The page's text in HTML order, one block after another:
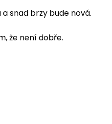
snad brzy bude nová.
že není dobře.